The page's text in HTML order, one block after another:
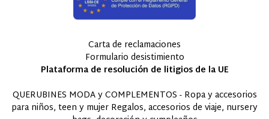
Carta de reclamaciones
Formulario desistimiento
Plataforma de resolución de litigios de la UE
QUERUBINES MODA y COMPLEMENTOS - Ropa y accesorios
para niños, teen y mujer Regalos, accesorios de viaje, nursery